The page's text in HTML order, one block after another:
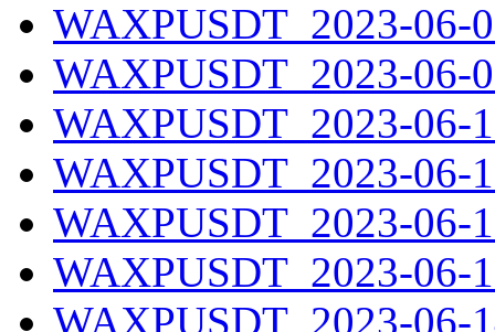
WAXPUSDT_2023-06-
WAXPUSDT_2023-06-
WAXPUSDT_2023-06-
WAXPUSDT_2023-06-
WAXPUSDT_2023-06-
WAXPUSDT_2023-06-
WAXPUSDT_2023-06-